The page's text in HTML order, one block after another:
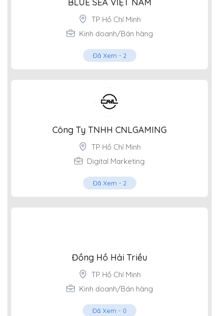
BLUE SEA VIỆT NAM
TP Hồ Chí Minh
Kinh doanh/Bán hàng
Đã Xem - 2
Công Ty TNHH CNLGAMING
TP Hồ Chí Minh
Digital Marketing
Đã Xem - 2
Đồng Hồ Hải Triều
TP Hồ Chí Minh
Kinh doanh/Bán hàng
Đã Xem - 0